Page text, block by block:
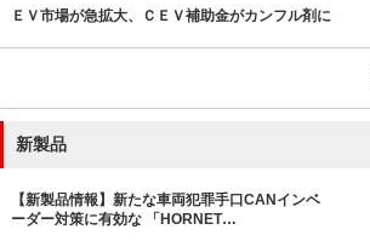
ＥＶ市場が急拡大、ＣＥＶ補助金がカンフル剤に
新製品
【新製品情報】新たな車両犯罪手口CANインベ
ーダー対策に有効な 「HORNET…